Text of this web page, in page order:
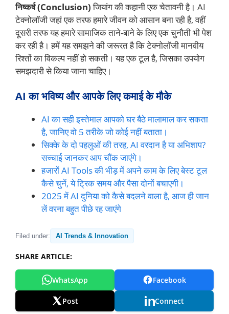
निष्कर्ष (Conclusion)जियांग की कहानी एक चेतावनी है। AI
टेक्नोलॉजी जहां एक तरफ हमारे जीवन को आसान बना रही है, वहीं
दूसरी तरफ यह हमारे सामाजिक ताने-बाने के लिए एक चुनौती भी पेश
कर रही है। हमें यह समझने की जरूरत है कि टेक्नोलॉजी मानवीय
रिश्तों का विकल्प नहीं हो सकती। यह एक टूल है, जिसका उपयोग
समझदारी से किया जाना चाहिए।
AI का भविष्य और आपके लिए कमाई के मौके
AI का सही इस्तेमाल आपको घर बैठे मालामाल कर सकता
है, जानिए वो 5 तरीके जो कोई नहीं बताता।
सिक्के के दो पहलुओं की तरह, AI वरदान है या अभिशाप?
सच्चाई जानकर आप चौंक जाएंगे।
हजारों AI Tools की भीड़ में अपने काम के लिए बेस्ट टूल
कैसे चुनें, ये ट्रिक समय और पैसा दोनों बचाएगी।
2025 में AI दुनिया को कैसे बदलने वाला है, आज ही जान
लें वरना बहुत पीछे रह जाएंगे
Filed under: AI Trends & Innovation
SHARE ARTICLE:
WhatsApp Facebook
Post Connect